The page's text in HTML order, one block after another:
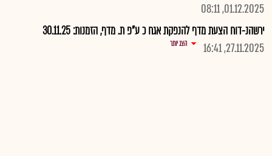
01.12.2025, 08:11
ירשהנ-דוח הצעת מדף להנפקת אגח כ ע"פ ת. מדף, הזמנות: 30.11.25
27.11.2025, 16:41
הצג יותר